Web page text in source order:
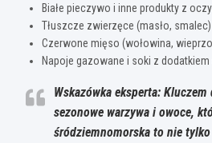
Białe pieczywo i inne produkty z
Tłuszcze zwierzęce (masło,
Czerwone mięso (wołowina,
Napoje gazowane i soki z dodatkiem
Wskazówka eksperta:
sezonowe warzywa i owoce,
śródziemnomorska to nie